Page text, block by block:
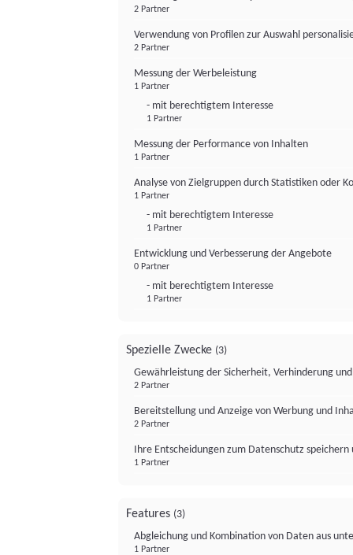
2 Partner
Verwendung von Profilen zur Auswahl
2 Partner
Messung der Werbeleistung
1 Partner
- mit berechtigtem Interesse
1 Partner
Messung der Performance von Inhalten
1 Partner
Analyse von Zielgruppen durch Statistiken oder
1 Partner
- mit berechtigtem Interesse
1 Partner
Entwicklung und Verbesserung der Angebote
0 Partner
- mit berechtigtem Interesse
1 Partner
Spezielle Zwecke (3)
Gewährleistung der Sicherheit, Verhinderung
2 Partner
Bereitstellung und Anzeige von Werbung und
2 Partner
Ihre Entscheidungen zum Datenschutz
1 Partner
Features (3)
Abgleichung und Kombination von Daten aus
1 Partner